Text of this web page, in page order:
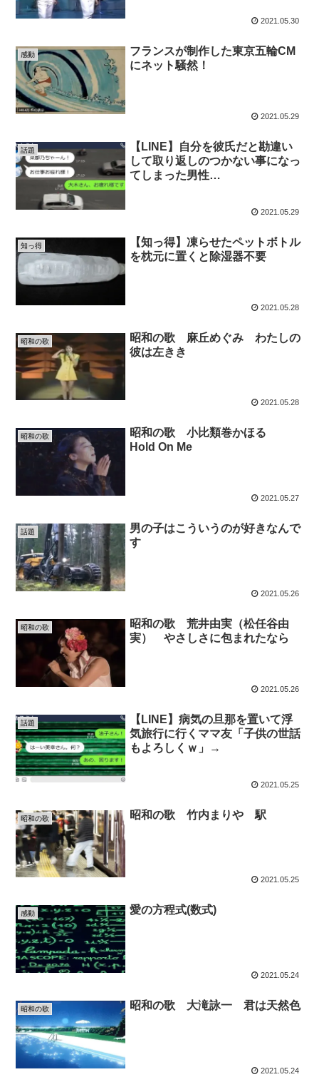
2021.05.30
感動
フランスが制作した東京五輪CM
にネット騒然！
2021.05.29
話題
【LINE】自分を彼氏だと勘違い
して取り返しのつかない事になっ
てしまった男性…
2021.05.29
知っ得
【知っ得】凍らせたペットボトル
を枕元に置くと除湿器不要
2021.05.28
昭和の歌
昭和の歌 麻丘めぐみ わたしの
彼は左きき
2021.05.28
昭和の歌
昭和の歌 小比類巻かほる
Hold On Me
2021.05.27
話題
男の子はこういうのが好きなんで
す
2021.05.26
昭和の歌
昭和の歌 荒井由実（松任谷由
実） やさしさに包まれたなら
2021.05.26
話題
【LINE】病気の旦那を置いて浮
気旅行に行くママ友「子供の世話
もよろしくｗ」→
2021.05.25
昭和の歌 昭和の歌 竹内まりや 駅
2021.05.25
感動 愛の方程式(数式)
2021.05.24
昭和の歌 昭和の歌 大滝詠一 君は天然色
2021.05.24